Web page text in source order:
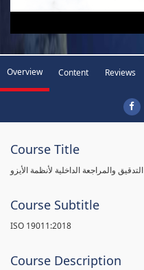
Overview Content Reviews
Course Title
التدقيق والمراجعة الداخلية لأنظمة الأيزو
Course Subtitle
ISO 19011:2018
Course Description